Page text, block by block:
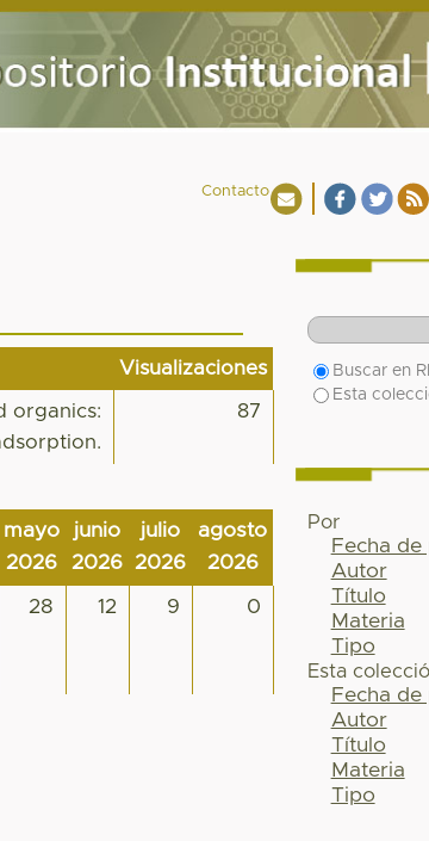
Contacto
Visualizaciones
organics:
87
mayo
2026
junio
2026
julio
2026
agosto
2026
28 12 9 0
Buscar en RI
Esta
Por
Fecha de
Autor
Título
Materia
Tipo
Esta
Fecha de
Autor
Título
Materia
Tipo